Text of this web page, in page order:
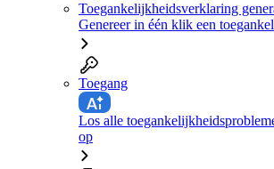
Toegankelijkheidsverklaring
Genereer in één klik een
Toegang
Los alle
op